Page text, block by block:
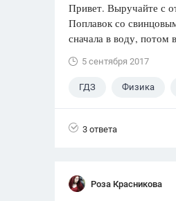
Привет. Выручайте с
Поплавок со
сначала в воду, потом
5 сентября 2017
ГДЗ Физика
3 ответа
Роза Красникова